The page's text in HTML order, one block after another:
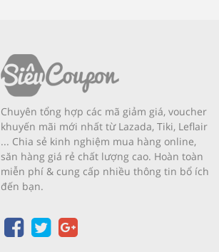
Chuyên tổng hợp các mã giảm giá, voucher
khuyến mãi mới nhất từ Lazada, Tiki, Leflair
... Chia sẻ kinh nghiệm mua hàng online,
săn hàng giá rẻ chất lượng cao. Hoàn toàn
miễn phí & cung cấp nhiều thông tin bổ ích
đến bạn.